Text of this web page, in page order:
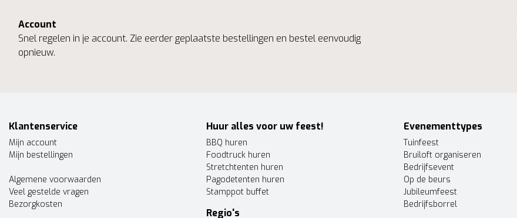
Account
Snel regelen in je account. Zie eerder geplaatste bestellingen en bestel eenvoudig
opnieuw.
Klantenservice
Mijn account
Mijn bestellingen
Algemene voorwaarden
Veel gestelde vragen
Bezorgkosten
Huur alles voor uw feest!
BBQ huren
Foodtruck huren
Stretchtenten huren
Pagodetenten huren
Stamppot buffet
Regio's
Evenementtypes
Tuinfeest
Bruiloft organiseren
Bedrijfsevent
Op de beurs
Jubileumfeest
Bedrijfsborrel